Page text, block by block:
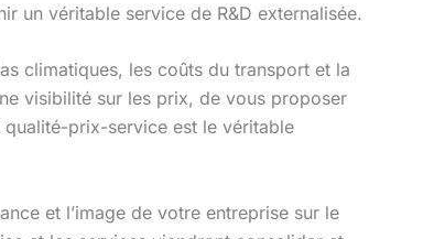
un véritable service de R&D externalisée.
climatiques, les coûts du transport et la
visibilité sur les prix, de vous proposer
prix-service est le véritable
et l’image de votre entreprise sur le